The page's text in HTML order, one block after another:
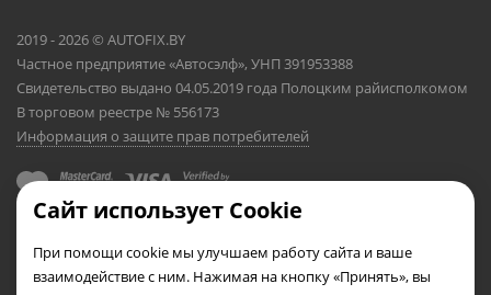
2019 - 2026 © AUTOFIX.BY
Частное предприятие «Автосэлф», УНП 391953388
Свидетельство выдано 04.05.2019 года Полоцким райисполкомом
В торговом реестре № 556173
Информация о защите прав потребителей
Сайт использует Cookie
При помощи cookie мы улучшаем работу сайта и ваше
взаимодействие с ним. Нажимая на кнопку «Принять», вы